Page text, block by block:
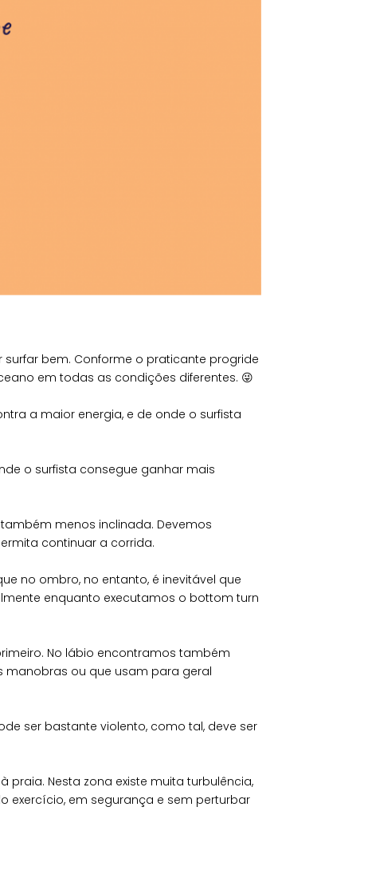
bem. Conforme o praticante progride
em todas as condições diferentes. 😜
a maior energia, e de onde o surfista
o surfista consegue ganhar mais
menos inclinada. Devemos
continuar a corrida.
no ombro, no entanto, é inevitável que
enquanto executamos o bottom turn
No lábio encontramos também
manobras ou que usam para geral
ser bastante violento, como tal, deve ser
Nesta zona existe muita turbulência,
exercício, em segurança e sem perturbar